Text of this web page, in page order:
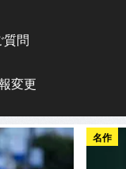
質問
変更
名作